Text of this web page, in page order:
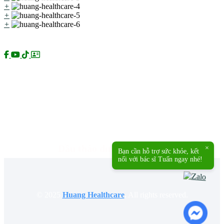
Bạn cần hỗ trợ sức khỏe, kết
nối với bác sĩ Tuấn ngay nhé!
×
+
+
+
Dầu thảo dược Dr Huang
Huang Healthcare.